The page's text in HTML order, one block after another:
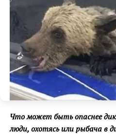
Что может быть опаснее
люди, охотясь или рыбача в